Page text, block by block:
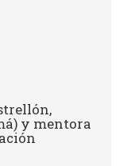
y mentora